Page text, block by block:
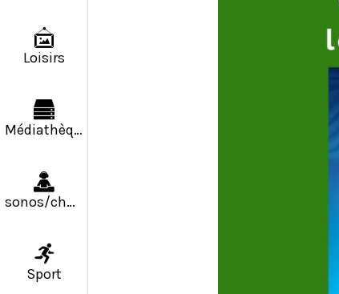
Loisirs
Médiathèque
sonos/chapiteaux
Sport